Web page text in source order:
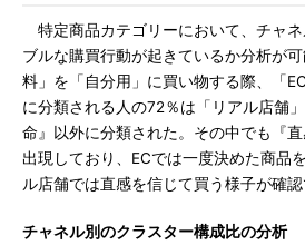
特定商品カテゴリーにおいて、チャ
ブルな購買行動が起きているか分析が
料」を「自分用」に買い物する際、「
に分類される人の72％は「リアル店舗
命』以外に分類された。その中でも『直
出現しており、ECでは一度決めた商品
ル店舗では直感を信じて買う様子が確認
チャネル別のクラスター構成比の分析